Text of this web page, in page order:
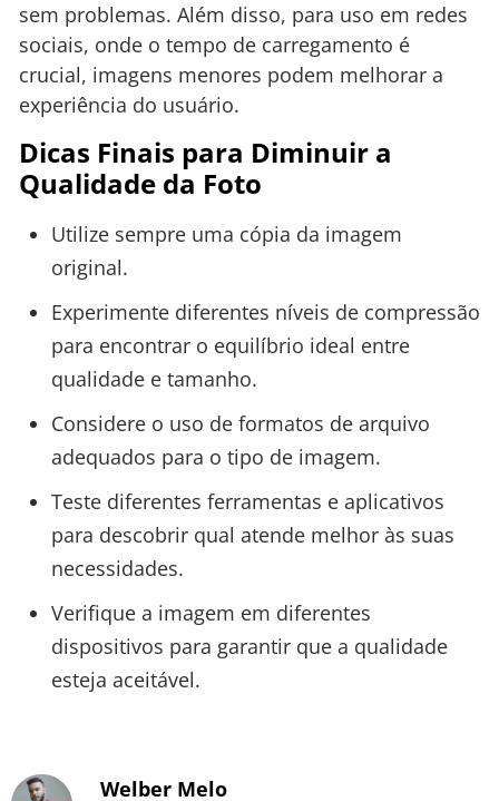
sem problemas. Além disso, para uso em redes
sociais, onde o tempo de carregamento é
crucial, imagens menores podem melhorar a
experiência do usuário.
Dicas Finais para Diminuir a
Qualidade da Foto
Utilize sempre uma cópia da imagem
original.
Experimente diferentes níveis de compressão
para encontrar o equilíbrio ideal entre
qualidade e tamanho.
Considere o uso de formatos de arquivo
adequados para o tipo de imagem.
Teste diferentes ferramentas e aplicativos
para descobrir qual atende melhor às suas
necessidades.
Verifique a imagem em diferentes
dispositivos para garantir que a qualidade
esteja aceitável.
Welber Melo